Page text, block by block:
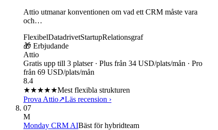
Attio utmanar konventionen om vad ett CRM måste vara
och…
FlexibelDatadrivetStartupRelationsgraf
🎁 Erbjudande
Attio
Gratis upp till 3 platser · Plus från 34 USD/plats/mån · Pro
från 69 USD/plats/mån
8.4
★★★★★Mest flexibla strukturen
Prova Attio↗Läs recension ›
07
M
Monday CRM AIBäst för hybridteam